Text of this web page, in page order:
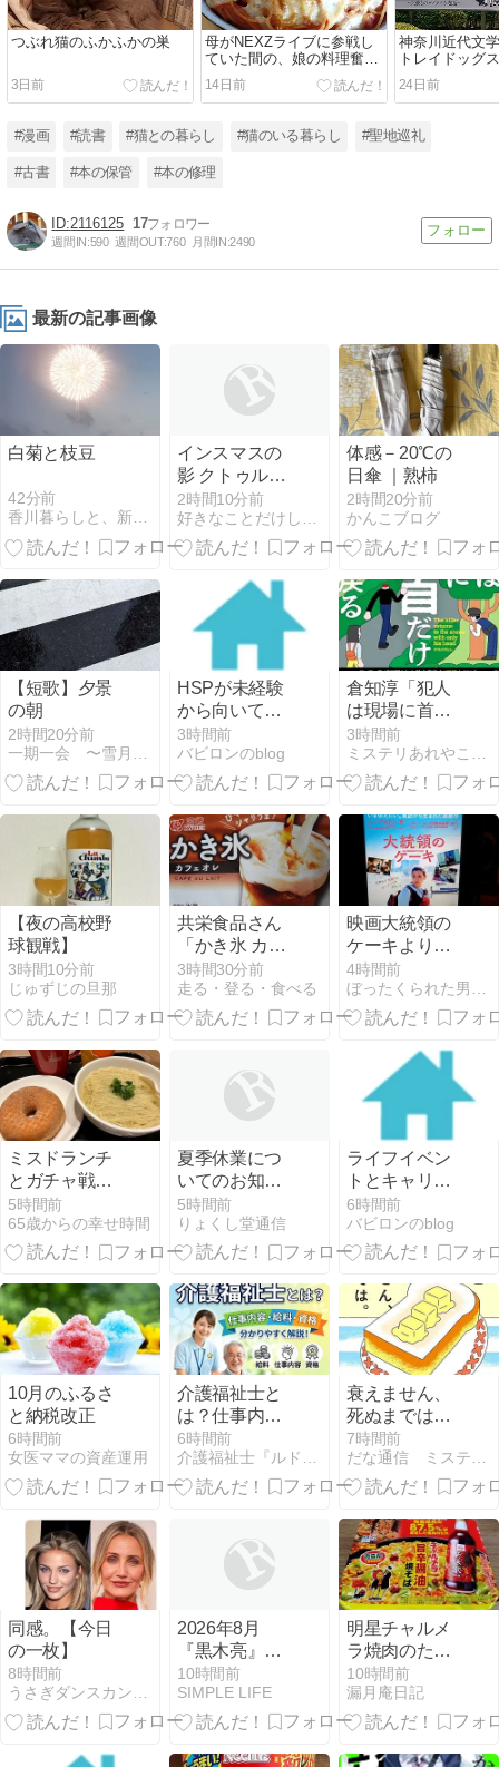
つぶれ猫のふかふかの巣
3日前
母がNEXZライブに参戦し
ていた間の、娘の料理奮闘
14日前
神奈川近代文
トレイドッグ
24日前
#漫画 #読書 #猫との暮らし #猫のいる暮らし #聖地巡礼
#古書 #本の保管 #本の修理
2116125 17
週間IN:590 週間OUT:760 月間IN:2490
最新の記事画像
白菊と枝豆
42分前
香川暮らしと、新NISAを1,800万円積み立てる猫
インスマスの
影 クトゥルー
神話傑作選 ：
Ｈ・Ｐ・ラブ
クラフト
2時間10分前
好きなことだけしていたい・・・
体感－20℃の
日傘 ｜熟柿
2時間20分前
かんこブログ
【短歌】夕景
の朝
2時間20分前
HSPが未経験
から向いてる
仕事に転職す
るには？失敗
しない職種選
件
3時間前
バビロンのblog
倉知淳「犯人
は現場に首だ
け戻る」
3時間前
【夜の高校野
球観戦】
3時間10分前
じゅずじの旦那
共栄食品さん
「かき氷 カフ
ェオレ」
3時間30分前
走る・登る・食べる
映画大統領の
ケーキより
「まばたきゲ
ームをしよ
う」
4時間前
ミスドランチ
とガチャ戦利
品／晩ごはん
5時間前
65歳からの幸せ時間
夏季休業につ
いてのお知ら
せ to 8月の特
集 について
5時間前
りょくし堂通信
ライフイベン
トとキャリア
を両立したい
人へ。type女
性の転職エー
い方
6時間前
バビロンのblog
10月のふるさ
と納税改正
6時間前
女医ママの資産運用
介護福祉士と
は？仕事内
容・給料・資
格を分かりや
すく解説【初
6時間前
介護福祉士『ルドルフ』のつれづれブログ
衰えません、
死ぬまでは。/
宮田珠己 エッ
セイの感想
7時間前
だな通信 ミステリー文庫
同感。【今日
の一枚】
8時間前
うさぎダンスカンパニー★KT LOVES Lapin★
2026年8月
『黒木亮』
「カラ売り
屋」シリーズ
10時間前
SIMPLE LIFE
明星チャルメ
ラ焼肉のたれ
辛味家旨辛醤
油焼そば
10時間前
漏月庵日記